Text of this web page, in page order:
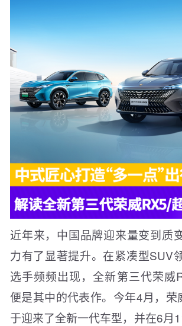
近年来，中国品牌迎来量变到质
力有了显著提升。在紧凑型SUV
选手频频出现，全新第三代荣威
便是其中的代表作。今年4月，荣
于迎来了全新一代车型，并在6月